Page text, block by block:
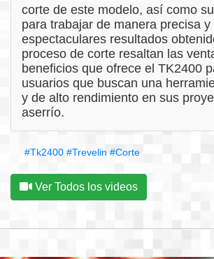
corte de este modelo, así como
para trabajar de manera precisa
espectaculares resultados
proceso de corte resaltan las
beneficios que ofrece el TK2400
usuarios que buscan una
y de alto rendimiento en sus
aserrío.
#Tk2400 #Trevelin #Corte
Ver Todos los videos